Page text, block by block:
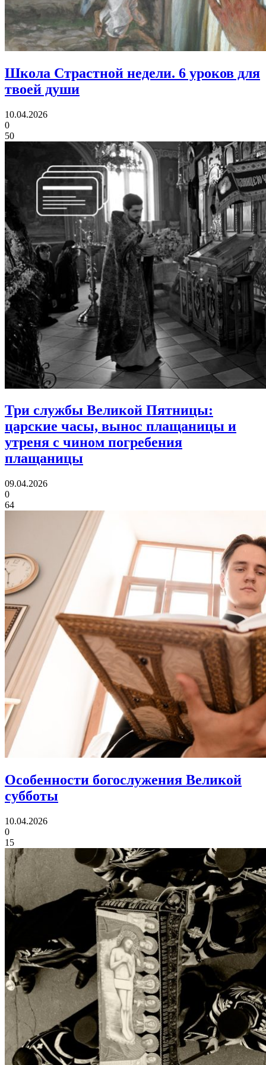
Школа Страстной недели. 6 уроков для
твоей души
10.04.2026
0
50
Три службы Великой Пятницы:
царские часы, вынос плащаницы и
утреня с чином погребения
плащаницы
09.04.2026
0
64
Особенности богослужения Великой
субботы
10.04.2026
0
15